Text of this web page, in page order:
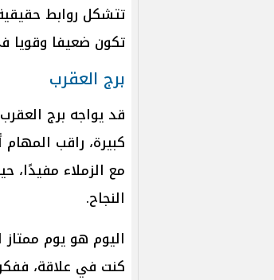
تتشكل روابط
تكون ضعيفا وقويا
برج العقرب
قد يواجه برج
كبيرة، راقب
مع الزملاء
النجاح.
اليوم هو يوم ممتاز
كنت في علاقة،